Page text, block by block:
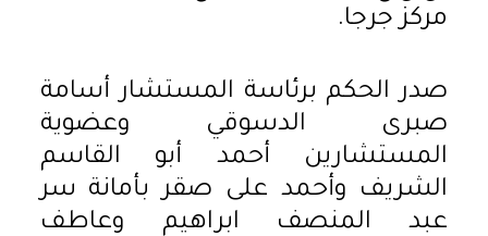
مركز جرجا.
صدر الحكم برئاسة المستشار أسامة
صبرى الدسوقي وعضوية
المستشارين أحمد أبو القاسم
الشريف وأحمد على صقر بأمانة سر
عبد المنصف ابراهيم وعاطف